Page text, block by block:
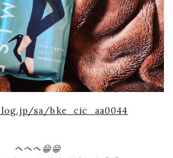
sa/bke_cic_aa0044
へへへ😁😁